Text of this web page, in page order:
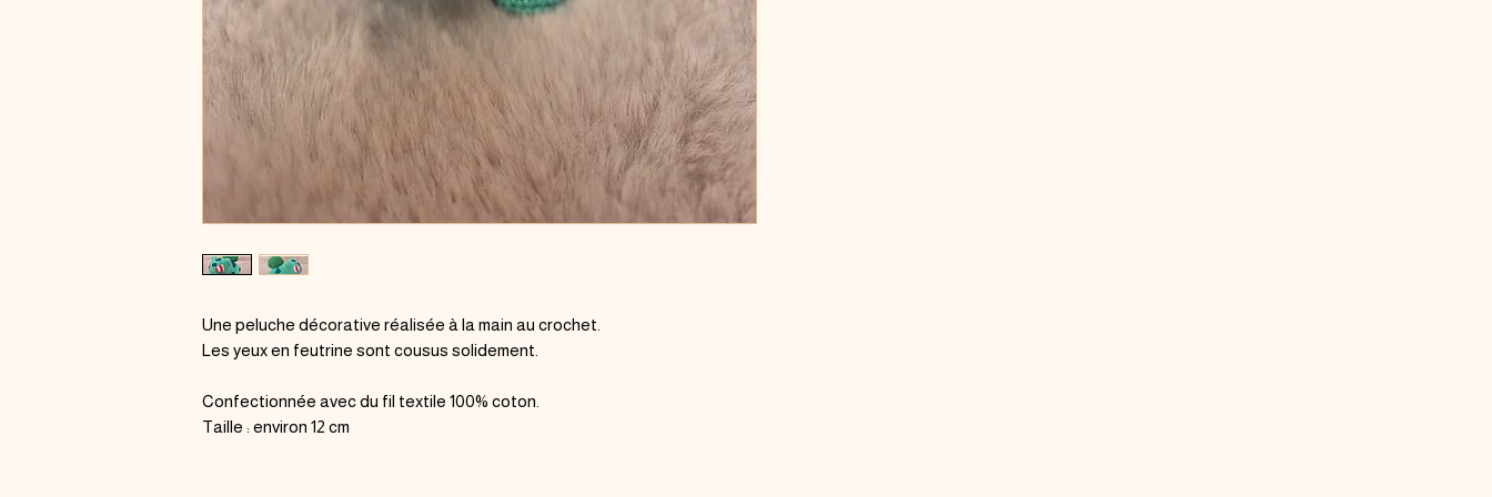
Une peluche décorative réalisée à la main au crochet.
Les yeux en feutrine sont cousus solidement.
Confectionnée avec du fil textile 100% coton.
Taille : environ 12 cm